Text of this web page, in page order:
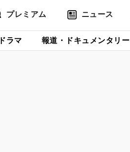
プレミアム ニュース
ドラマ 報道・ドキュメンタリー